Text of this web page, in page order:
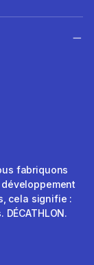
fabriquons
cela signifie :